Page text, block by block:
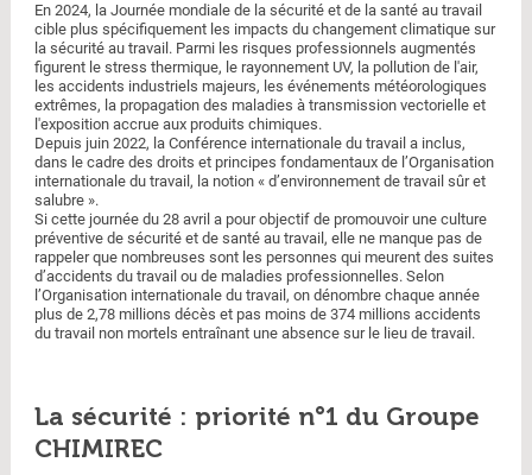
En 2024, la Journée mondiale de la sécurité et de la santé au travail
cible plus spécifiquement les impacts du changement climatique sur
la sécurité au travail. Parmi les risques professionnels augmentés
figurent le stress thermique, le rayonnement UV, la pollution de l'air,
les accidents industriels majeurs, les événements météorologiques
extrêmes, la propagation des maladies à transmission vectorielle et
l'exposition accrue aux produits chimiques.
Depuis juin 2022, la Conférence internationale du travail a inclus,
dans le cadre des droits et principes fondamentaux de l’Organisation
internationale du travail, la notion « d’environnement de travail sûr et
salubre ».
Si cette journée du 28 avril a pour objectif de promouvoir une culture
préventive de sécurité et de santé au travail, elle ne manque pas de
rappeler que nombreuses sont les personnes qui meurent des suites
d’accidents du travail ou de maladies professionnelles. Selon
l’Organisation internationale du travail, on dénombre chaque année
plus de 2,78 millions décès et pas moins de 374 millions accidents
du travail non mortels entraînant une absence sur le lieu de travail.
La sécurité : priorité n°1 du Groupe
CHIMIREC